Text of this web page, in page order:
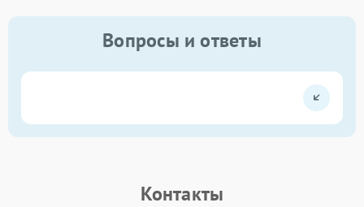
Вопросы и ответы
Контакты